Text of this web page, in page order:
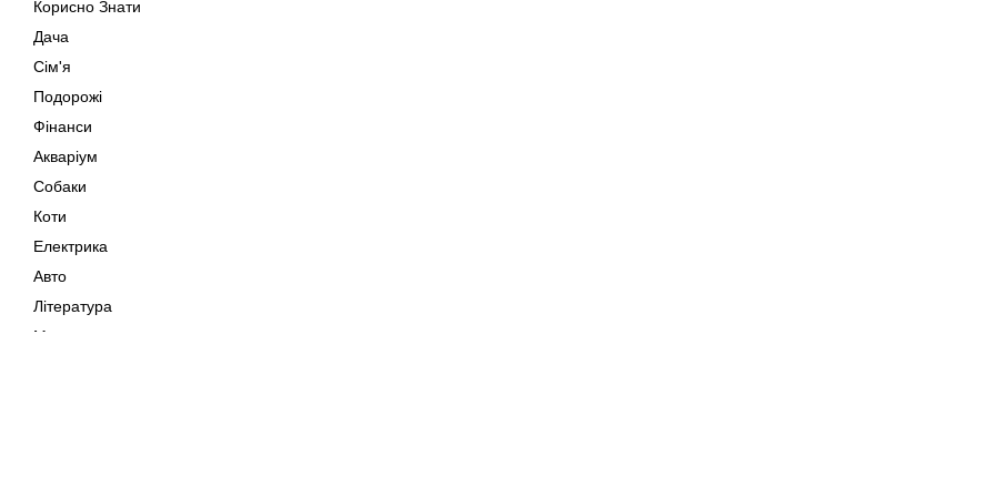
Корисно Знати
Дача
Сім'я
Подорожі
Фінанси
Акваріум
Собаки
Коти
Електрика
Авто
Література
Музика